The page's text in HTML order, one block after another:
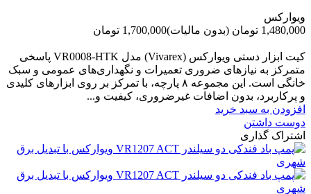
ویوارکس
1,480,000 تومان
(بدون مالیات)1,700,000 تومان
کیت ابزار دستی ویوارکس (Vivarex) مدل VR0008-HTK پاسخی
متمرکز به نیازهای ضروری تعمیرات و نگهداری‌های عمومی و سبک
خانگی است. این مجموعه ۸ پارچه، با تمرکز بر روی ابزارهای کلیدی
و پرکاربرد، بدون اضافات غیرضروری، کیفیت و...
افزودن به سبد خرید
دوست داشتن
اشتراک گذاری